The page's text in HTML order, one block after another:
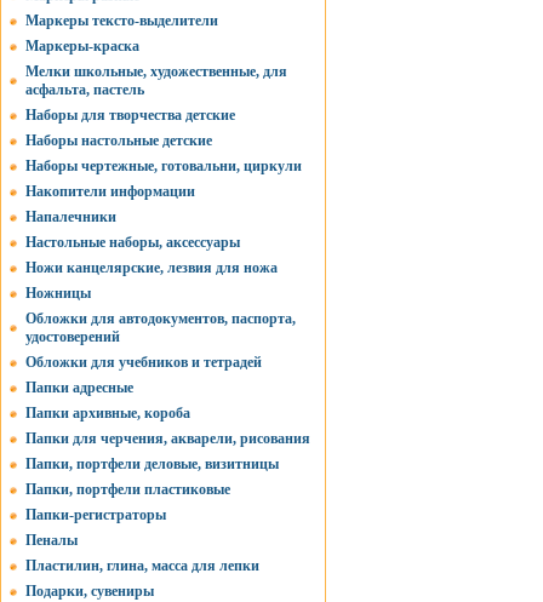
Маркеры тексто-выделители
Маркеры-краска
Мелки школьные, художественные, для
асфальта, пастель
Наборы для творчества детские
Наборы настольные детские
Наборы чертежные, готовальни, циркули
Накопители информации
Напалечники
Настольные наборы, аксессуары
Ножи канцелярские, лезвия для ножа
Ножницы
Обложки для автодокументов, паспорта,
удостоверений
Обложки для учебников и тетрадей
Папки адресные
Папки архивные, короба
Папки для черчения, акварели, рисования
Папки, портфели деловые, визитницы
Папки, портфели пластиковые
Папки-регистраторы
Пеналы
Пластилин, глина, масса для лепки
Подарки, сувениры